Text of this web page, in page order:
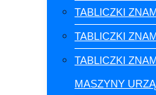
TABLICZKI
TABLICZKI
TABLICZKI
MASZYNY